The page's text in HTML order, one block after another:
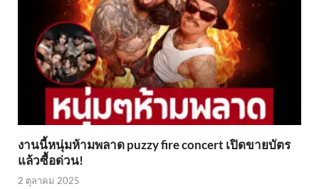
งานนี้หนุ่มห้ามพลาด puzzy fire concert เปิดขายบัตร
แล้วซื้อด่วน!
2 ตุลาคม 2025